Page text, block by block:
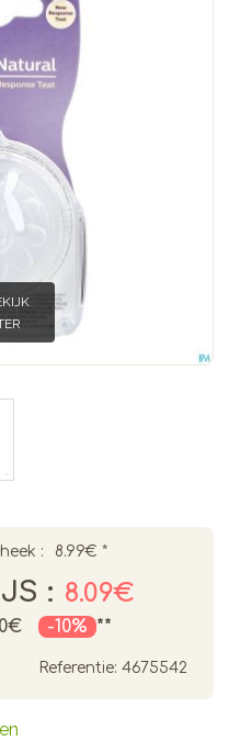
: 8.99€ *
: 8.09€
-10% **
Referentie: 4675542